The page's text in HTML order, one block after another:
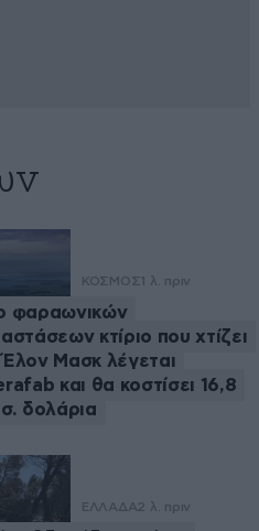
ΚΟΣΜΟΣ 1 λ. πριν
φαραωνικών
κτίριο που χτίζει
Μασκ λέγεται
και θα κοστίσει 16,8
δολάρια
ΕΛΛΑΔΑ2 λ. πριν